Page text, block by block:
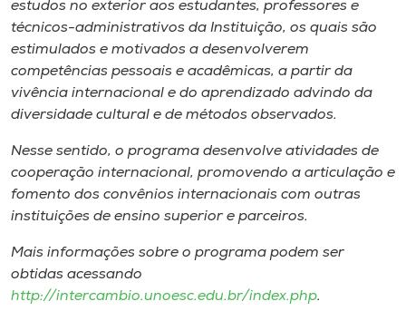
estudos no exterior aos estudantes, professores e
técnicos-administrativos da Instituição, os quais são
estimulados e motivados a desenvolverem
competências pessoais e acadêmicas, a partir da
vivência internacional e do aprendizado advindo da
diversidade cultural e de métodos observados.
Nesse sentido, o programa desenvolve atividades de
cooperação internacional, promovendo a articulação e
fomento dos convênios internacionais com outras
instituições de ensino superior e parceiros.
Mais informações sobre o programa podem ser
obtidas acessando
http://intercambio.unoesc.edu.br/index.php.